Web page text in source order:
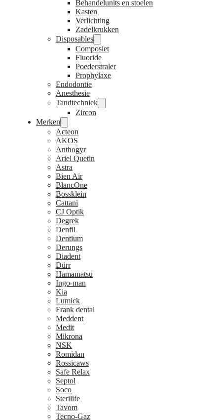
Behandelunits en stoelen
Kasten
Verlichting
Zadelkrukken
Disposables
Composiet
Fluoride
Poederstraler
Prophylaxe
Endodontie
Anesthesie
Tandtechniek
Zircon
Merken
Acteon
AKOS
Anthogyr
Ariel Quetin
Astra
Bien Air
BlancOne
Bossklein
Cattani
CJ Optik
Degrek
Denfil
Dentium
Derungs
Diadent
Dürr
Hamamatsu
Ingo-man
Kia
Lumick
Frank dental
Meddent
Medit
Mikrona
NSK
Romidan
Rossicaws
Safe Relax
Septol
Soco
Sterilife
Tavom
Tecno-Gaz